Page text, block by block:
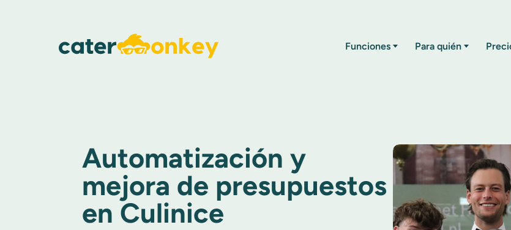
Funciones Para quién
Automatización y
mejora de presupuestos
en Culinice